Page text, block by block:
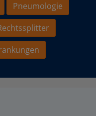
Pneumologie